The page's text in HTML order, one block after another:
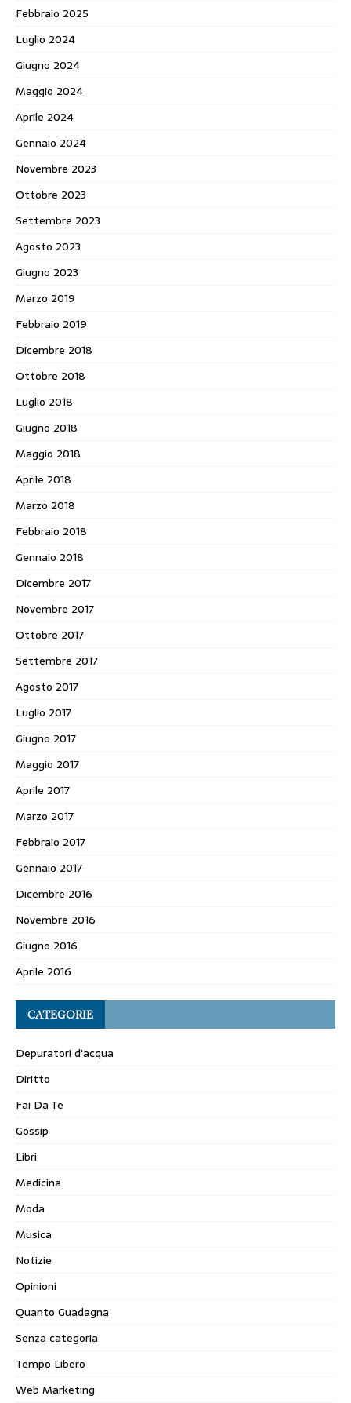
Febbraio 2025
Luglio 2024
Giugno 2024
Maggio 2024
Aprile 2024
Gennaio 2024
Novembre 2023
Ottobre 2023
Settembre 2023
Agosto 2023
Giugno 2023
Marzo 2019
Febbraio 2019
Dicembre 2018
Ottobre 2018
Luglio 2018
Giugno 2018
Maggio 2018
Aprile 2018
Marzo 2018
Febbraio 2018
Gennaio 2018
Dicembre 2017
Novembre 2017
Ottobre 2017
Settembre 2017
Agosto 2017
Luglio 2017
Giugno 2017
Maggio 2017
Aprile 2017
Marzo 2017
Febbraio 2017
Gennaio 2017
Dicembre 2016
Novembre 2016
Giugno 2016
Aprile 2016
CATEGORIE
Depuratori d'acqua
Diritto
Fai Da Te
Gossip
Libri
Medicina
Moda
Musica
Notizie
Opinioni
Quanto Guadagna
Senza categoria
Tempo Libero
Web Marketing